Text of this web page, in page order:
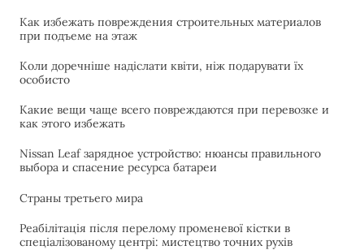
Как избежать повреждения строительных материалов
при подъеме на этаж
Коли доречніше надіслати квіти, ніж подарувати їх
особисто
Какие вещи чаще всего повреждаются при перевозке и
как этого избежать
Nissan Leaf зарядное устройство: нюансы правильного
выбора и спасение ресурса батареи
Страны третьего мира
Реабілітація після перелому променевої кістки в
спеціалізованому центрі: мистецтво точних рухів